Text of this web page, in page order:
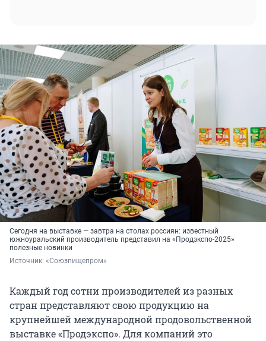
Сегодня на выставке — завтра на столах россиян: известный
южноуральский производитель представил на «Продэкспо-2025»
полезные новинки
Источник: «Союзпищепром»
Каждый год сотни производителей из разных
стран представляют свою продукцию на
крупнейшей международной продовольственной
выставке «Продэкспо». Для компаний это